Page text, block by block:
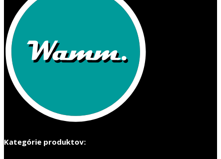
Kategórie produktov: